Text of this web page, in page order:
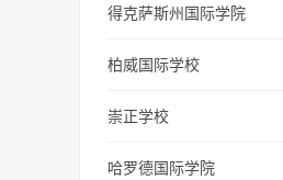
得克萨斯州国际学院
柏威国际学校
崇正学校
哈罗德国际学院